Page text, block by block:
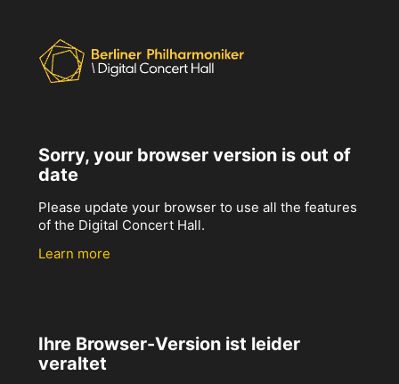
Sorry, your browser version is out of
date
Please update your browser to use all the features
of the Digital Concert Hall.
Learn more
Ihre Browser-Version ist leider
veraltet